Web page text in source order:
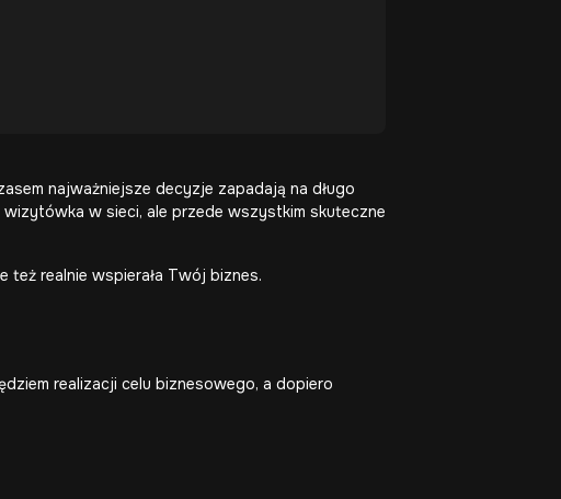
najważniejsze decyzje zapadają na długo
wizytówka w sieci, ale przede wszystkim skuteczne
też realnie wspierała Twój biznes.
realizacji celu biznesowego, a dopiero